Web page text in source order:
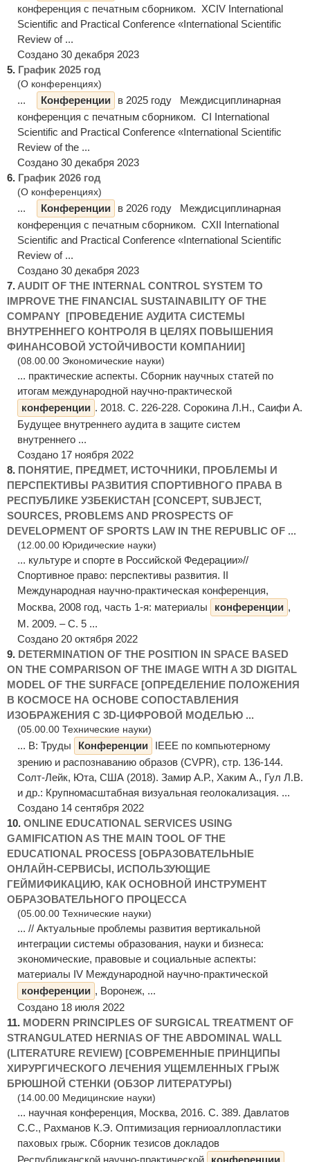
конференция с печатным сборником. XCIV International
Scientific and Practical Conference «International Scientific
Review of ...
Создано 30 декабря 2023
5. График 2025 год
(О конференциях)
... Конференции
в 2025 году Междисциплинарная
конференция с печатным сборником. CI International
Scientific and Practical Conference «International Scientific
Review of the ...
Создано 30 декабря 2023
6. График 2026 год
(О конференциях)
... Конференции
в 2026 году Междисциплинарная
конференция с печатным сборником. CXII International
Scientific and Practical Conference «International Scientific
Review of ...
Создано 30 декабря 2023
7. AUDIT OF THE INTERNAL CONTROL SYSTEM TO
IMPROVE THE FINANCIAL SUSTAINABILITY OF THE
COMPANY [ПРОВЕДЕНИЕ АУДИТА СИСТЕМЫ
ВНУТРЕННЕГО КОНТРОЛЯ В ЦЕЛЯХ ПОВЫШЕНИЯ
ФИНАНСОВОЙ УСТОЙЧИВОСТИ КОМПАНИИ]
(08.00.00 Экономические науки)
... практические аспекты. Сборник научных статей по
итогам международной научно-практической
конференции . 2018. С. 226-228. Сорокина Л.Н., Саифи А.
Будущее внутреннего аудита в защите систем
внутреннего ...
Создано 17 ноября 2022
8. ПОНЯТИЕ, ПРЕДМЕТ, ИСТОЧНИКИ, ПРОБЛЕМЫ И
ПЕРСПЕКТИВЫ РАЗВИТИЯ СПОРТИВНОГО ПРАВА В
РЕСПУБЛИКЕ УЗБЕКИСТАН [CONCEPT, SUBJECT,
SOURCES, PROBLEMS AND PROSPECTS OF
DEVELOPMENT OF SPORTS LAW IN THE REPUBLIC OF ...
(12.00.00 Юридические науки)
... культуре и спорте в Российской Федерации»//
Спортивное право: перспективы развития. II
Международная научно-практическая конференция,
Москва, 2008 год, часть 1-я: материалы
конференции ,
М. 2009. – С. 5 ...
Создано 20 октября 2022
9. DETERMINATION OF THE POSITION IN SPACE BASED
ON THE COMPARISON OF THE IMAGE WITH A 3D DIGITAL
MODEL OF THE SURFACE [ОПРЕДЕЛЕНИЕ ПОЛОЖЕНИЯ
В КОСМОСЕ НА ОСНОВЕ СОПОСТАВЛЕНИЯ
ИЗОБРАЖЕНИЯ С 3D-ЦИФРОВОЙ МОДЕЛЬЮ ...
(05.00.00 Технические науки)
... В: Труды Конференции
IEEE по компьютерному
зрению и распознаванию образов (CVPR), стр. 136-144.
Солт-Лейк, Юта, США (2018). Замир А.Р., Хаким А., Гул Л.В.
и др.: Крупномасштабная визуальная геолокализация. ...
Создано 14 сентября 2022
10. ONLINE EDUCATIONAL SERVICES USING
GAMIFICATION AS THE MAIN TOOL OF THE
EDUCATIONAL PROCESS [ОБРАЗОВАТЕЛЬНЫЕ
ОНЛАЙН-СЕРВИСЫ, ИСПОЛЬЗУЮЩИЕ
ГЕЙМИФИКАЦИЮ, КАК ОСНОВНОЙ ИНСТРУМЕНТ
ОБРАЗОВАТЕЛЬНОГО ПРОЦЕССА
(05.00.00 Технические науки)
... // Актуальные проблемы развития вертикальной
интеграции системы образования, науки и бизнеса:
экономические, правовые и социальные аспекты:
материалы IV Международной научно-практической
конференции , Воронеж, ...
Создано 18 июля 2022
11. MODERN PRINCIPLES OF SURGICAL TREATMENT OF
STRANGULATED HERNIAS OF THE ABDOMINAL WALL
(LITERATURE REVIEW) [СОВРЕМЕННЫЕ ПРИНЦИПЫ
ХИРУРГИЧЕСКОГО ЛЕЧЕНИЯ УЩЕМЛЕННЫХ ГРЫЖ
БРЮШНОЙ СТЕНКИ (ОБЗОР ЛИТЕРАТУРЫ)
(14.00.00 Медицинские науки)
... научная конференция, Москва, 2016. C. 389. Давлатов
С.С., Рахманов К.Э. Оптимизация герниоаллопластики
паховых грыж. Сборник тезисов докладов
Республиканской научно-практической
конференции